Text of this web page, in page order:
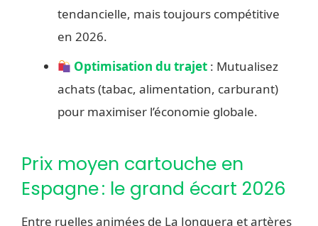
tendancielle, mais toujours compétitive
en 2026.
Optimisation du trajet : Mutualisez
achats (tabac, alimentation, carburant)
pour maximiser l’économie globale.
Prix moyen cartouche en
Espagne : le grand écart 2026
Entre ruelles animées de La Jonquera et artères